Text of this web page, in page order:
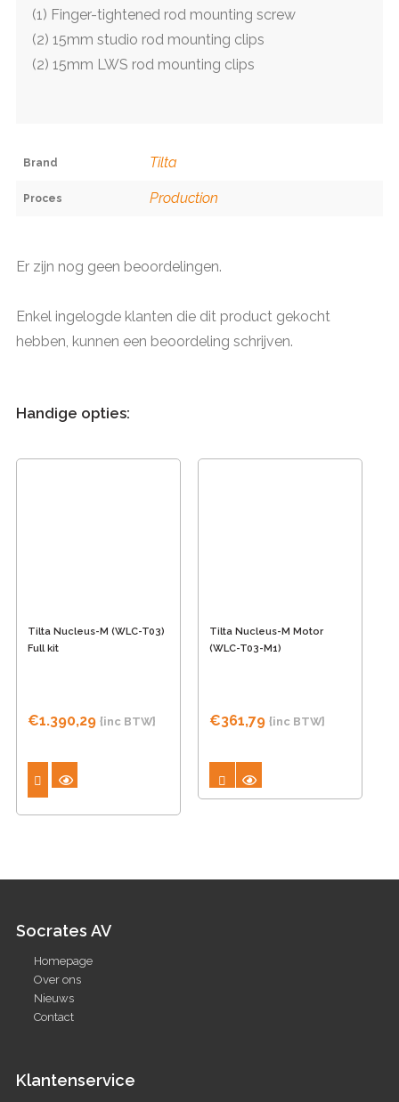
(1) Finger-tightened rod mounting screw
(2) 15mm studio rod mounting clips
(2) 15mm LWS rod mounting clips
Brand Tilta
Proces Production
Er zijn nog geen beoordelingen.
Enkel ingelogde klanten die dit product gekocht
hebben, kunnen een beoordeling schrijven.
Handige opties:
Tilta Nucleus-M (WLC-T03)
Full kit
€1.390,29 {inc BTW}
Tilta Nucleus-M Motor
(WLC-T03-M1)
€361,79 {inc BTW}
Socrates AV
Homepage
Over ons
Nieuws
Contact
Klantenservice